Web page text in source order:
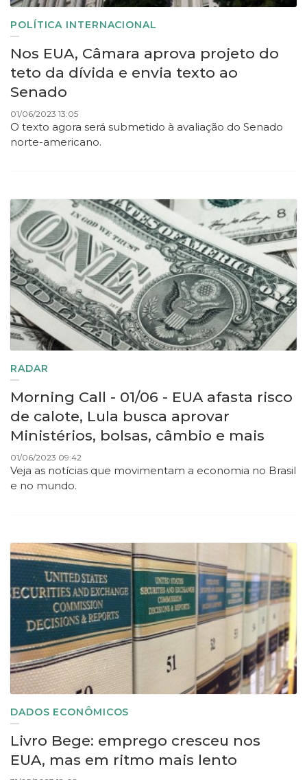
POLÍTICA INTERNACIONAL
Nos EUA, Câmara aprova projeto do
teto da dívida e envia texto ao
Senado
01/06/2023 13:05
O texto agora será submetido à avaliação do Senado
norte-americano.
RADAR
Morning Call - 01/06 - EUA afasta risco
de calote, Lula busca aprovar
Ministérios, bolsas, câmbio e mais
01/06/2023 09:42
Veja as notícias que movimentam a economia no Brasil
e no mundo.
DADOS ECONÔMICOS
Livro Bege: emprego cresceu nos
EUA, mas em ritmo mais lento